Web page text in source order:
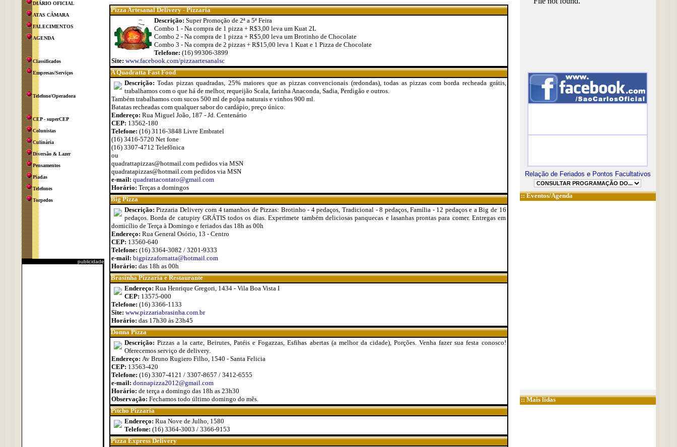
DIÁRIO OFICIAL
ATAS CÂMARA
FALECIMENTOS
AGENDA
Classificados
Empresas/Serviços
Telefone/Operadora
CEP - superCEP
Colunistas
Culinária
Diversão & Lazer
Pensamentos
Piadas
Telefones
Torpedos
publicidade
Pizza Artesanal Delivery - Pizzaria
Descrição: Super Promoção de 2ª a 5ª Feira
Combo 1 - Na compra de 1 pizza + R$3,00 leva um Kuat 2L
Combo 2 - Na compra de 1 pizza + R$5,00 leva um Brotinho de Chocolate
Combo 3 - Na compra de 2 pizzas + R$15,00 leva 1 Kuat e 1 Pizza de Chocolate
Telefone: (16) 99306-3899
Site: www.facebook.com/pizzaartesanalsc
A Quadratta Fast Food
Descrição:Todas pizzas quadradas, 25% maiores que as pizzas convencionais (redondas), todas as pizzas com borda recheada grátis,
trabalhamos com o que há de melhor, requeijão Scala, farinha Anaconda, Sadia, Perdigão e outros.
Também trabalhamos com sucos 500 ml de polpa naturais e vinhos 900 ml.
Batatas recheadas com qualquer sabor do cardápio, preço único.
Endereço: Rua Miguel João, 187 - Jd. Centenário
CEP: 13562-180
Telefone: (16) 3116-3848 Livre Embratel
(16) 3416-5720 Net fone
(16) 3307-4712 Telefõnica
ou
quadrattapizzas@hotmail.com pedidos via MSN
quadratapizzas@hotmail.com pedidos via MSN
e-mail: quadrattacontato@gmail.com
Horário: Terças a domingos
Big Pizza
Descrição:Pizzaria Delivery com 4 tamanhos de Pizzas: Brotinho - 4 pedaços, Tradicional - 8 pedaços, Família - 12 pedaços e a Big de 16
pedaços. Borda de catupiry GRÁTIS todos os dias. Experimete também deliciosas panquecas e lasanhas prontas para comer. Entregas em
domicílio de Terça à Domingo e feriados das 18h as 00h
Endereço: Rua General Osório, 13 - Centro
CEP: 13560-640
Telefone: (16) 3364-3082 / 3201-9333
e-mail: bigpizzafornatta@hotmail.com
Horário: das 18h as 00h
Brasinha Pizzaria e Restaurante
Endereço: Rua Henrique Gregori, 1434 - Vila Boa Vista I
CEP: 13575-000
Telefone: (16) 3366-1133
Site: www.pizzariabrasinha.com.br
Horário: das 17h30 às 23h45
Donna Pizza
Descrição: Pizzas a la carte, Beirutes, Patéis e Fogazzas, Esfihas abertas (a melhor da cidade), Porções. Venha fazer sua festa conosco!
Oferecemos serviço de delivery.
Endereço: Av Bruno Rugiero Filho, 1540 - Santa Felicia
CEP: 13563-420
Telefone: (16) 3307-4121 / 3307-8657 / 3412-6555
e-mail: donnapizza2012@gmail.com
Horário: de terça a domingo das 18h as 23h30
Observação: Fechamos todo último domingo do mês.
Pitcho Pizzaria
Endereço: Rua Nove de Julho, 1580
Telefone: (16) 3364-3003 / 3366-9153
Pizza Express Delivery
Relação de Feriados e Pontos Facultativos
::Eventos/Agenda
:: Mais lidas